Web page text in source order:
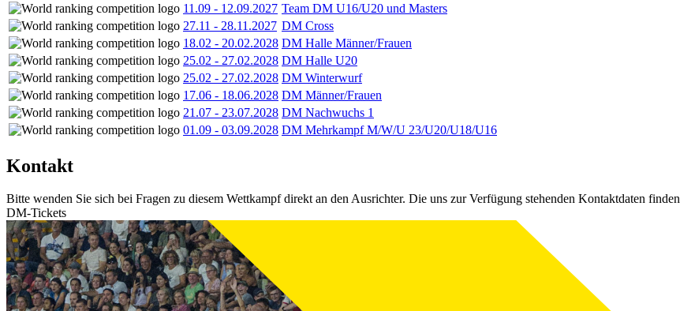
11.09 - 12.09.2027 Team DM U16/U20 und Masters
27.11 - 28.11.2027 DM Cross
18.02 - 20.02.2028 DM Halle Männer/Frauen
25.02 - 27.02.2028 DM Halle U20
25.02 - 27.02.2028 DM Winterwurf
17.06 - 18.06.2028 DM Männer/Frauen
21.07 - 23.07.2028 DM Nachwuchs 1
01.09 - 03.09.2028 DM Mehrkampf M/W/U 23/U20/U18/U16
Kontakt
Bitte wenden Sie sich bei Fragen zu diesem Wettkampf direkt an den Ausrichter. Die uns zur Verfügung stehenden Kontaktdaten
DM-Tickets